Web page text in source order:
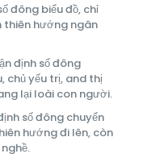
đông biểu đồ, chỉ
thiên hướng ngân
định số đông
chủ yếu trị, and thị
lại loài con người.
số đông chuyển
hướng đi lên, còn